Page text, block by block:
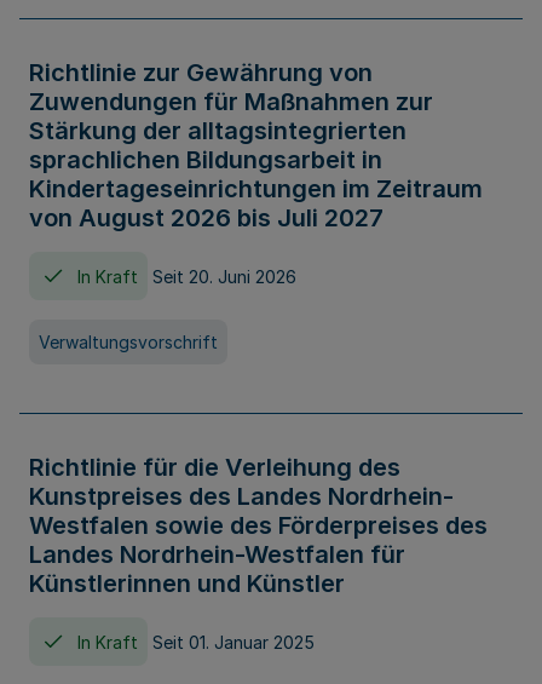
Richtlinie zur Gewährung von
Zuwendungen für Maßnahmen zur
Stärkung der alltagsintegrierten
sprachlichen Bildungsarbeit in
Kindertageseinrichtungen im Zeitraum
von August 2026 bis Juli 2027
In Kraft Seit 20. Juni 2026
Verwaltungsvorschrift
Richtlinie für die Verleihung des
Kunstpreises des Landes Nordrhein-
Westfalen sowie des Förderpreises des
Landes Nordrhein-Westfalen für
Künstlerinnen und Künstler
In Kraft Seit 01. Januar 2025